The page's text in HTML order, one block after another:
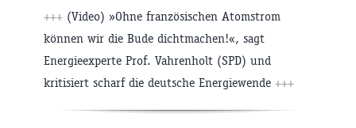
+++ (Video) »Ohne französischen Atomstrom
können wir die Bude dichtmachen!«, sagt
Energieexperte Prof. Vahrenholt (SPD) und
kritisiert scharf die deutsche Energiewende +++